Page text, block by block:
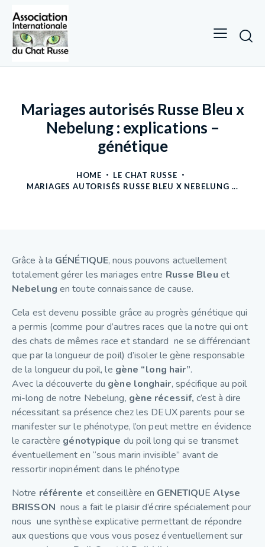
Mariages autorisés Russe Bleu x
Nebelung : explications –
génétique
HOME
LE CHAT RUSSE
MARIAGES AUTORISÉS RUSSE BLEU X NEBELUNG ...
Grâce à la GÉNÉTIQUE, nous pouvons actuellement
totalement gérer les mariages entre Russe Bleu et
Nebelung en toute connaissance de cause.
Cela est devenu possible grâce au progrès génétique qui
a permis (comme pour d’autres races que la notre qui ont
des chats de mêmes race et standard ne se différenciant
que par la longueur de poil) d’isoler le gène responsable
de la longueur du poil, le gène “long hair”.
Avec la découverte du gène longhair, spécifique au poil
mi-long de notre Nebelung, gène récessif, c’est à dire
nécessitant sa présence chez les DEUX parents pour se
manifester sur le phénotype, l’on peut mettre en évidence
le caractère génotypique du poil long qui se transmet
éventuellement en “sous marin invisible” avant de
ressortir inopinément dans le phénotype
Notre référente et conseillère en GENETIQUEAlyse
BRISSON nous a fait le plaisir d’écrire spécialement pour
nous une synthèse explicative permettant de répondre
aux questions que vous vous posez éventuellement sur